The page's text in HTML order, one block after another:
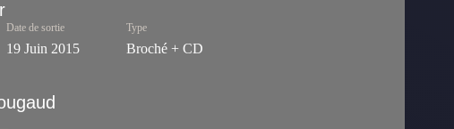
Date de sortie
19 Juin 2015
Type
Broché + CD